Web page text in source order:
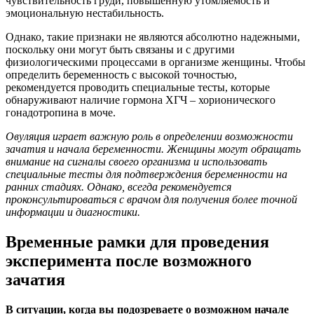
эмоциональную нестабильность.
Однако, такие признаки не являются абсолютно надежными,
поскольку они могут быть связаны и с другими
физиологическими процессами в организме женщины. Чтобы
определить беременность с высокой точностью,
рекомендуется проводить специальные тесты, которые
обнаруживают наличие гормона ХГЧ – хорионического
гонадотропина в моче.
Овуляция играет важную роль в определении возможности
зачатия и начала беременности. Женщины могут обращать
внимание на сигналы своего организма и использовать
специальные тесты для подтверждения беременности на
ранних стадиях. Однако, всегда рекомендуется
проконсультироваться с врачом для получения более точной
информации и диагностики.
Временные рамки для проведения
эксперимента после возможного
зачатия
В ситуации, когда вы подозреваете о возможном начале